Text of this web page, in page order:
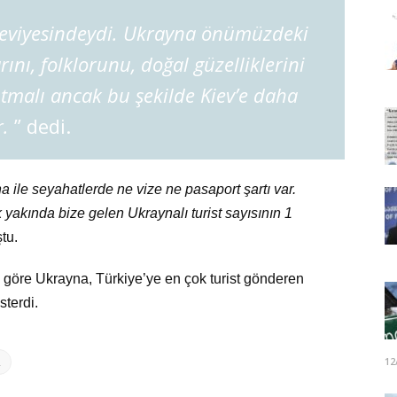
Ukrayna önümüzdeki
folklorunu, doğal güzelliklerini
ancak bu şekilde Kiev’e daha
” dedi.
ile seyahatlerde ne vize ne pasaport şartı var.
bize gelen Ukraynalı turist sayısının 1
göre Ukrayna, Türkiye’ye en çok turist gönderen